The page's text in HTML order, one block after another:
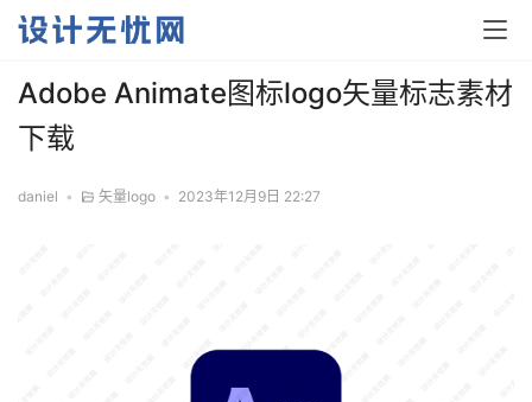
Adobe Animate图标logo矢量标志素材
下载
daniel • 矢量logo • 2023年12月9日 22:27